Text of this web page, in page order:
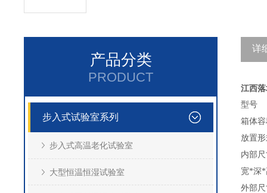
产品分类
PRODUCT
步入式试验室系列
步入式高温老化试验室
大型恒温恒湿试验室
详
江西
型号
箱体
放置
内部
宽*深*
外部